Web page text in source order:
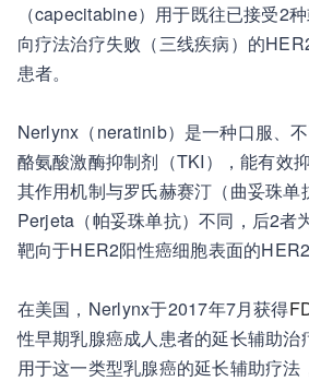
（capecitabine）用于既往已接受2
向疗法治疗失败（三线疾病）的
患者。
Nerlynx（neratinib）是一种口服、
酪氨酸激酶抑制剂（TKI），能有效
其作用机制与罗氏赫赛汀（曲妥珠单
Perjeta（帕妥珠单抗）不同，后2者
靶向于HER2阳性癌细胞表面的HER2
在美国，Nerlynx于2017年7月获得
性早期乳腺癌成人患者的延长辅助治
用于这一类型乳腺癌的延长辅助疗法